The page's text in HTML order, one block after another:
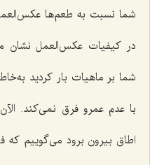
شما نسبت به طعم‌‌ها
در کیفیات عکس‌العمل نشان
شما بر ماهیات بار کردید
با عدم عمرو فرق نمی‌کند.
اطاق بیرون برود می‌گوییم که